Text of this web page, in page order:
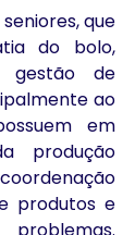
que
do bolo,
gestão de
ao
em
produção
produtos e